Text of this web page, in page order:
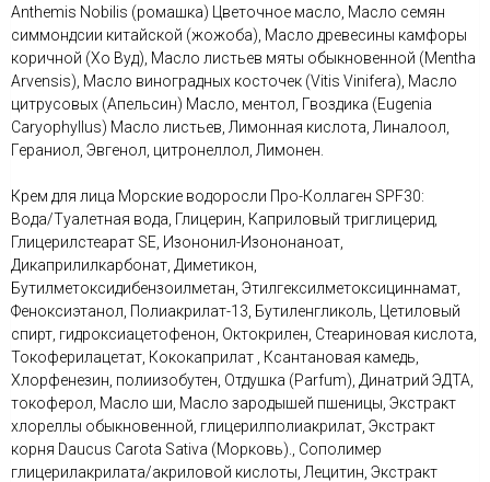
Anthemis Nobilis (ромашка) Цветочное масло, Масло семян
симмондсии китайской (жожоба), Масло древесины камфоры
коричной (Хо Вуд), Масло листьев мяты обыкновенной (Mentha
Arvensis), Масло виноградных косточек (Vitis Vinifera), Масло
цитрусовых (Апельсин) Масло, ментол, Гвоздика (Eugenia
Caryophyllus) Масло листьев, Лимонная кислота, Линалоол,
Гераниол, Эвгенол, цитронеллол, Лимонен.
Крем для лица Морские водоросли Про-Коллаген SPF30:
Вода/Туалетная вода, Глицерин, Каприловый триглицерид,
Глицерилстеарат SE, Изононил-Изононаноат,
Дикаприлилкарбонат, Диметикон,
Бутилметоксидибензоилметан, Этилгексилметоксициннамат,
Феноксиэтанол, Полиакрилат-13, Бутиленгликоль, Цетиловый
спирт, гидроксиацетофенон, Октокрилен, Стеариновая кислота,
Токоферилацетат, Кококаприлат , Ксантановая камедь,
Хлорфенезин, полиизобутен, Отдушка (Parfum), Динатрий ЭДТА,
токоферол, Масло ши, Масло зародышей пшеницы, Экстракт
хлореллы обыкновенной, глицерилполиакрилат, Экстракт
корня Daucus Carota Sativa (Морковь)., Сополимер
глицерилакрилата/акриловой кислоты, Лецитин, Экстракт